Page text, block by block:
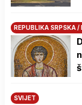
REPUBLIKA SRPSKA /
SVIJET